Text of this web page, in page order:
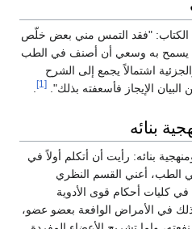
الكتاب: "فقد التمس مني بعض خلّص
يسمح به وسعي أن أصنف في الطب
اشتمالاً يجمع إلى الشرح
البيان الإيجاز فأسعفته بذلك".
[1]
بنائه
بنائه: رأيت أن أتكلم أولاً في
الطب، أعني القسم النظري
كليات أحكام قوى الأدوية
ذلك في الأمراض الوافعة بعضو عضو،